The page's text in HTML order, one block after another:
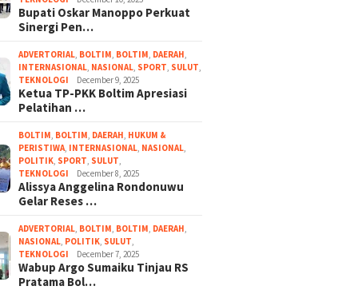
Bupati Oskar Manoppo Perkuat
Sinergi Pen…
ADVERTORIAL, BOLTIM, BOLTIM, DAERAH,
INTERNASIONAL, NASIONAL, SPORT, SULUT,
TEKNOLOGI
December 9, 2025
Ketua TP-PKK Boltim Apresiasi
Pelatihan …
BOLTIM, BOLTIM, DAERAH, HUKUM &
PERISTIWA, INTERNASIONAL, NASIONAL,
POLITIK, SPORT, SULUT,
TEKNOLOGI
December 8, 2025
Alissya Anggelina Rondonuwu
Gelar Reses …
ADVERTORIAL, BOLTIM, BOLTIM, DAERAH,
NASIONAL, POLITIK, SULUT,
TEKNOLOGI
December 7, 2025
Wabup Argo Sumaiku Tinjau RS
Pratama Bol…